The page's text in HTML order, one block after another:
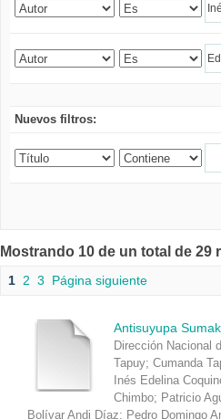
Nuevos filtros:
Mostrando 10 de un total de 29
1 2 3 Página siguiente
Antisuyupa
Dirección Nacional
Tapuy; Cumanda
Inés Edelina
Chimbo; Patricio
Bolívar Andi Díaz; Pedro Domingo